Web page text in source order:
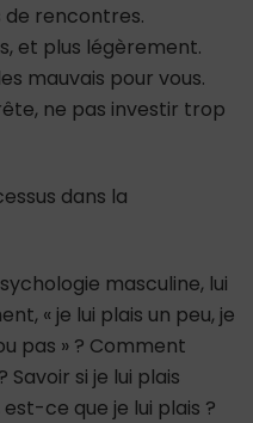
rencontres.
et plus légèrement.
mauvais pour vous.
ne pas investir trop
dans la
masculine, lui
« je lui plais un peu, je
pas » ? Comment
Savoir si je lui plais
ce que je lui plais ?